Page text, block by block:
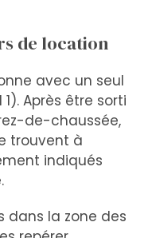
de location
avec un seul
Après être sorti
de-chaussée,
trouvent à
indiqués
dans la zone des